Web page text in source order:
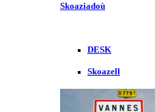
Skoaziadoù
DESK
Skoazell